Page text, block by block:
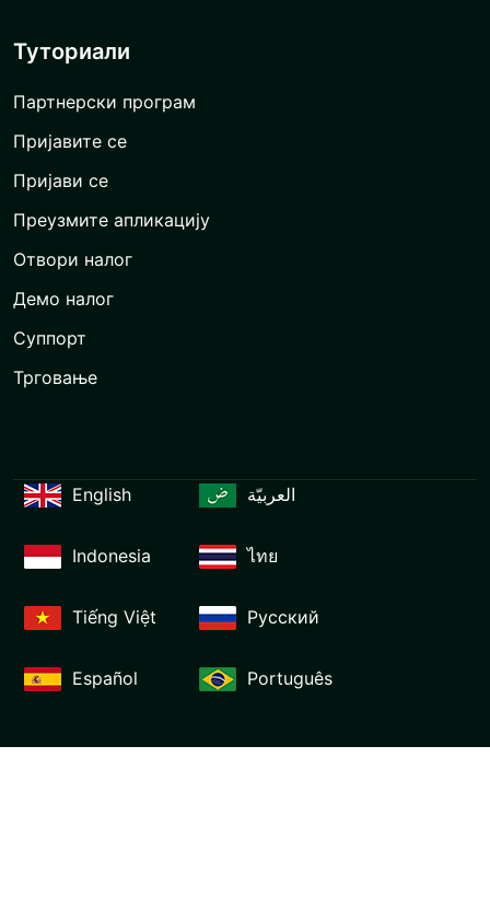
Туториали
Партнерски програм
Пријавите се
Пријави се
Преузмите апликацију
Отвори налог
Демо налог
Суппорт
Трговање
English العربيّة
Indonesia ไทย
Tiếng Việt Русский
Español Português